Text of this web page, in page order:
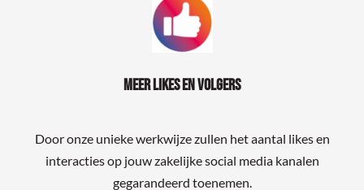
Meer likes en volgers
Door onze unieke werkwijze zullen het aantal likes en
interacties op jouw zakelijke social media kanalen
gegarandeerd toenemen.